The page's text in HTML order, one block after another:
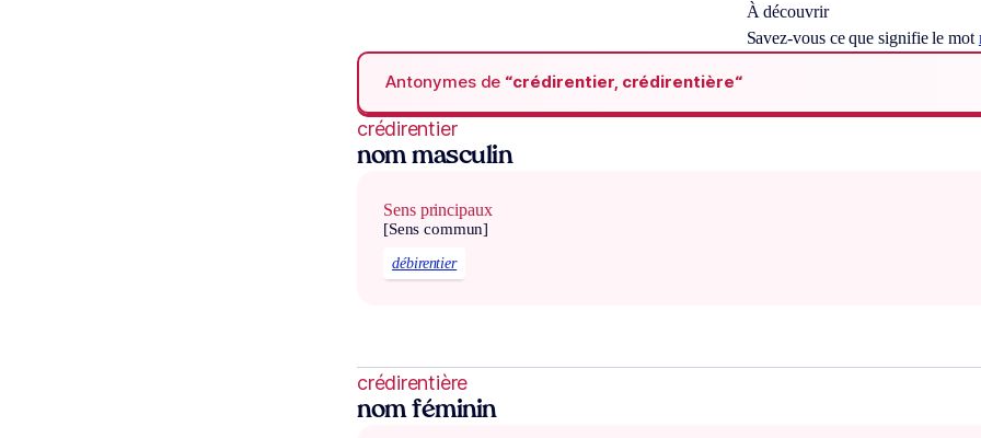
À découvrir
Savez-vous ce que signifie le mot
Antonymes de “crédirentier, crédirentière“
crédirentier
nom masculin
Sens principaux
[Sens commun]
débirentier
crédirentière
nom féminin